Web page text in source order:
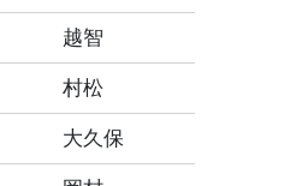
越智
村松
大久保